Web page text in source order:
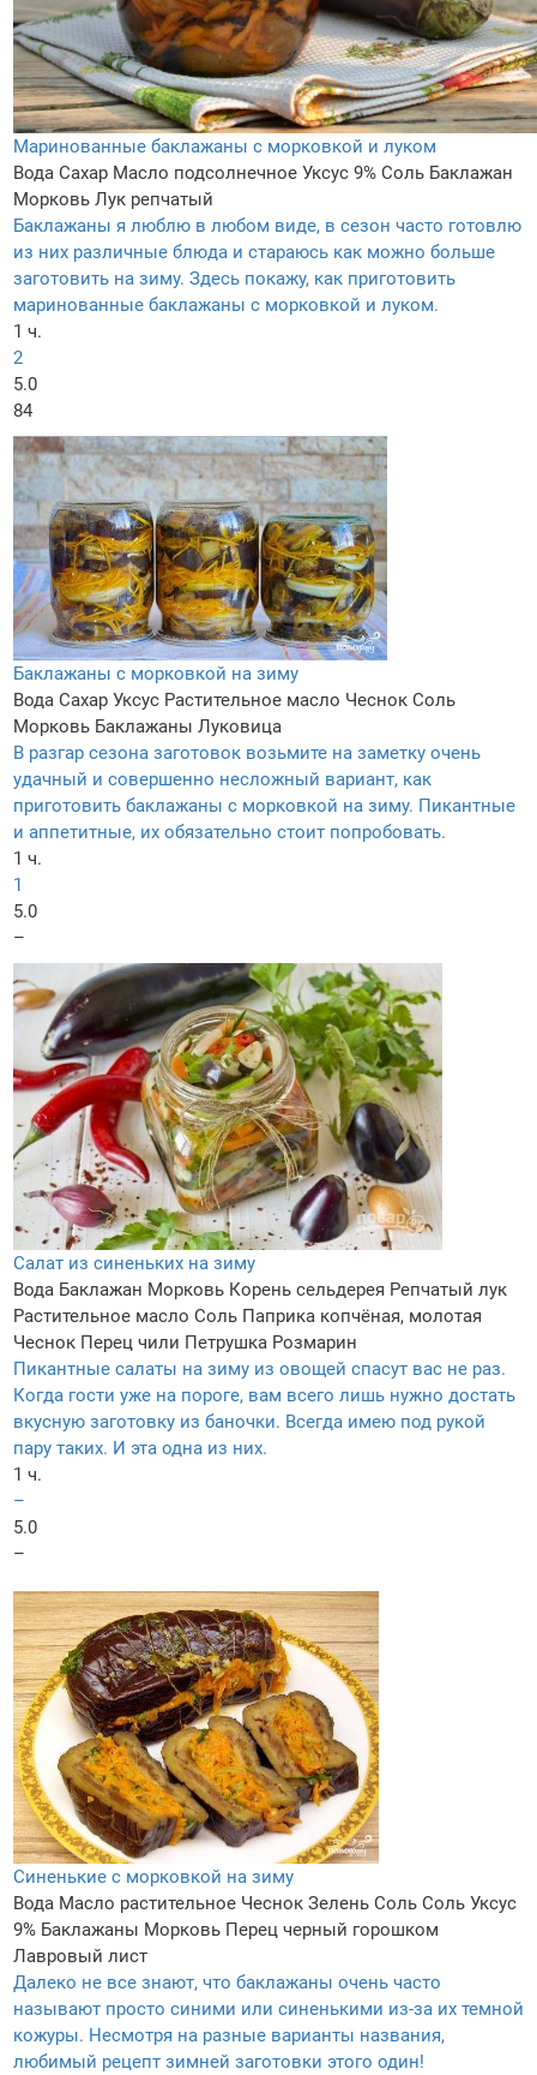
Маринованные баклажаны с морковкой и луком
Вода Сахар Масло подсолнечное Уксус 9% Соль Баклажан
Морковь Лук репчатый
Баклажаны я люблю в любом виде, в сезон часто готовлю
из них различные блюда и стараюсь как можно больше
заготовить на зиму. Здесь покажу, как приготовить
маринованные баклажаны с морковкой и луком.
1 ч.
2
5.0
84
Баклажаны с морковкой на зиму
Вода Сахар Уксус Растительное масло Чеснок Соль
Морковь Баклажаны Луковица
В разгар сезона заготовок возьмите на заметку очень
удачный и совершенно несложный вариант, как
приготовить баклажаны с морковкой на зиму. Пикантные
и аппетитные, их обязательно стоит попробовать.
1 ч.
1
5.0
–
Салат из синеньких на зиму
Вода Баклажан Морковь Корень сельдерея Репчатый лук
Растительное масло Соль Паприка копчёная, молотая
Чеснок Перец чили Петрушка Розмарин
Пикантные салаты на зиму из овощей спасут вас не раз.
Когда гости уже на пороге, вам всего лишь нужно достать
вкусную заготовку из баночки. Всегда имею под рукой
пару таких. И эта одна из них.
1 ч.
–
5.0
–
Синенькие с морковкой на зиму
Вода Масло растительное Чеснок Зелень Соль Соль Уксус
9% Баклажаны Морковь Перец черный горошком
Лавровый лист
Далеко не все знают, что баклажаны очень часто
называют просто синими или синенькими из-за их темной
кожуры. Несмотря на разные варианты названия,
любимый рецепт зимней заготовки этого один!